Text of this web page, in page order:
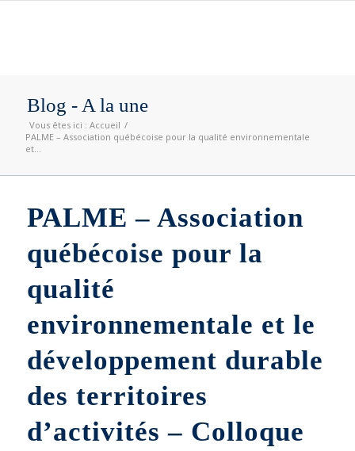
Blog - A la une
Vous êtes ici : Accueil /
PALME – Association québécoise pour la qualité environnementale
et...
PALME – Association
québécoise pour la
qualité
environnementale et le
développement durable
des territoires
d’activités – Colloque